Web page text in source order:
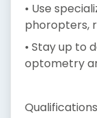
• Use
phoropters,
• Stay up to
optometry